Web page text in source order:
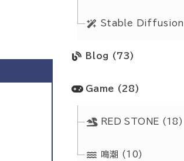
Stable Diffusion
Blog (73)
Game (28)
RED STONE (18)
鳴潮 (10)